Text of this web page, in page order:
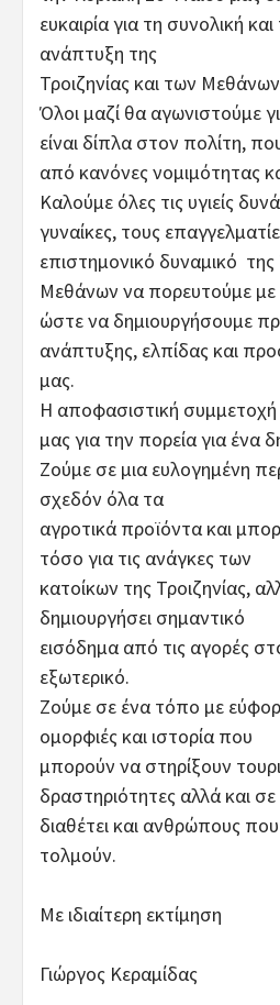
ευκαιρία για τη συνολική
ανάπτυξη της
Τροιζηνίας και των
Όλοι μαζί θα αγωνιστούμε
είναι δίπλα στον πολίτη,
από κανόνες νομιμότητας
Καλούμε όλες τις υγιείς
γυναίκες, τους
επιστημονικό δυναμικό της
Μεθάνων να πορευτούμε με
ώστε να δημιουργήσουμε
ανάπτυξης, ελπίδας και
μας.
Η αποφασιστική συμμετοχή
μας για την πορεία για ένα
Ζούμε σε μια ευλογημένη
σχεδόν όλα τα
αγροτικά προϊόντα και
τόσο για τις ανάγκες των
κατοίκων της Τροιζηνίας,
δημιουργήσει σημαντικό
εισόδημα από τις αγορές
εξωτερικό.
Ζούμε σε ένα τόπο με
ομορφιές και ιστορία που
μπορούν να στηρίξουν
δραστηριότητες αλλά και
διαθέτει και ανθρώπους
τολμούν.
Με ιδιαίτερη εκτίμηση
Γιώργος Κεραμίδας